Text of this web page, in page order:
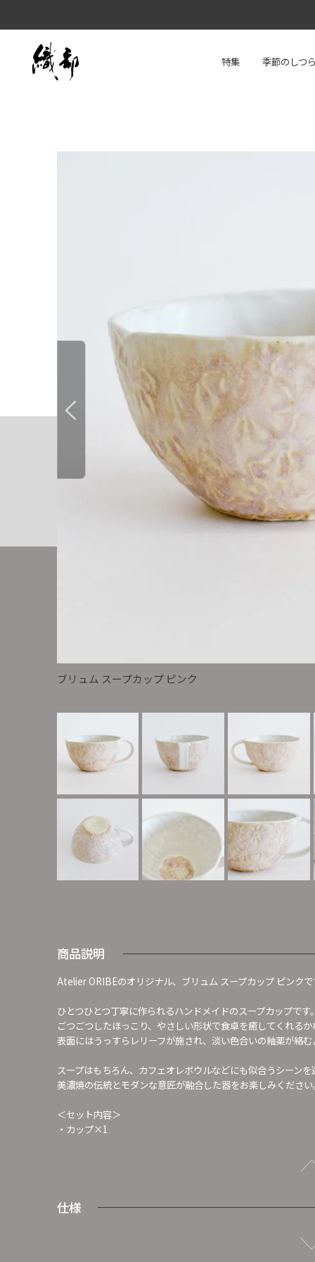
特集 季節のしつ
ブリュム スープカップ ピンク
商品説明
Atelier ORIBEのオリジナル、ブリュム スープカップ ピンクで
ひとつひとつ丁寧に作られるハンドメイドのスープカップです
ごつごつしたほっこり、やさしい形状で食卓を癒してくれる
表面にはうっすらレリーフが施され、淡い色合いの釉薬が絡
スープはもちろん、カフェオレボウルなどにも似合うシーン
美濃焼の伝統とモダンな意匠が融合した器をお楽しみください
＜セット内容＞
・カップ×1
仕様